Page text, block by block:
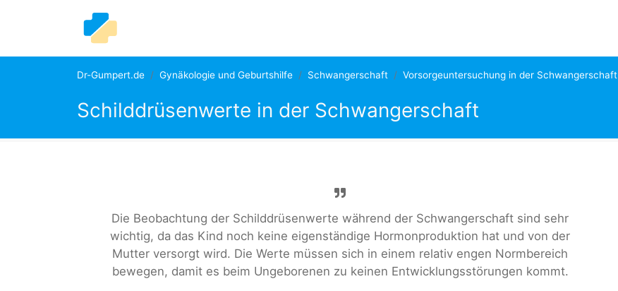
Dr-Gumpert.de Gynäkologie und Geburtshilfe Schwangerschaft Vorsorgeuntersuchung in der Schwangerschaft
Schilddrüsenwerte in der Schwangerschaft
Die Beobachtung der Schilddrüsenwerte während der Schwangerschaft sind sehr
wichtig, da das Kind noch keine eigenständige Hormonproduktion hat und von der
Mutter versorgt wird. Die Werte müssen sich in einem relativ engen Normbereich
bewegen, damit es beim Ungeborenen zu keinen Entwicklungsstörungen kommt.